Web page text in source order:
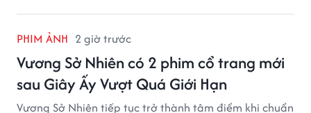
PHIM ẢNH 2 giờ trước
Vương Sở Nhiên có 2 phim cổ trang mới
sau Giây Ấy Vượt Quá Giới Hạn
Vương Sở Nhiên tiếp tục trở thành tâm điểm khi chuẩn